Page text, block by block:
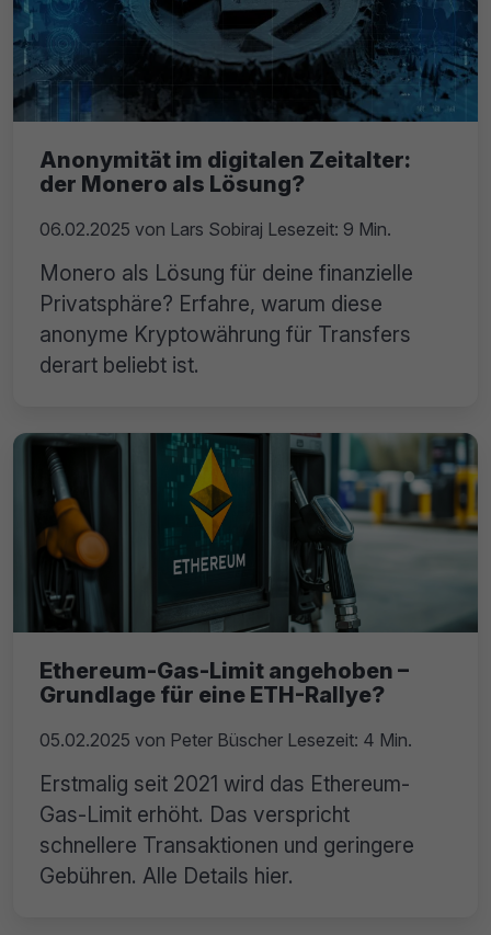
Anonymität im digitalen Zeitalter:
der Monero als Lösung?
06.02.2025 von Lars Sobiraj Lesezeit: 9 Min.
Monero als Lösung für deine finanzielle
Privatsphäre? Erfahre, warum diese
anonyme Kryptowährung für Transfers
derart beliebt ist.
Ethereum-Gas-Limit angehoben –
Grundlage für eine ETH-Rallye?
05.02.2025 von Peter Büscher Lesezeit: 4 Min.
Erstmalig seit 2021 wird das Ethereum-
Gas-Limit erhöht. Das verspricht
schnellere Transaktionen und geringere
Gebühren. Alle Details hier.